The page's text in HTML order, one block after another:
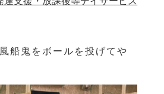
船鬼をボールを投げてや